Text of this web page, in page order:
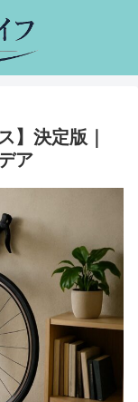
】決定版｜
ア